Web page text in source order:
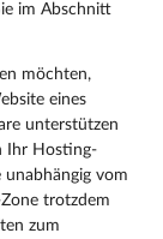
im Abschnitt
möchten,
eines
unterstützen
Ihr Hosting-
unabhängig vom
trotzdem
zum